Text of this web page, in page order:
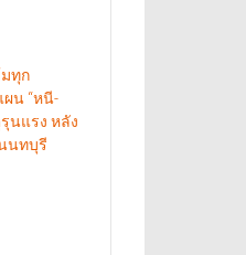
ทุก
ผน “หนี-
นแรง หลัง
นทบุรี